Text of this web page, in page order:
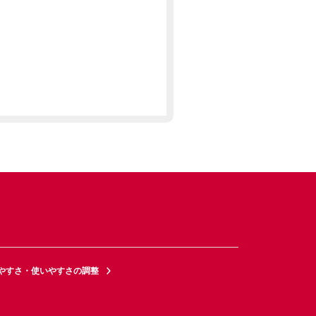
すさ・使いやすさの調整